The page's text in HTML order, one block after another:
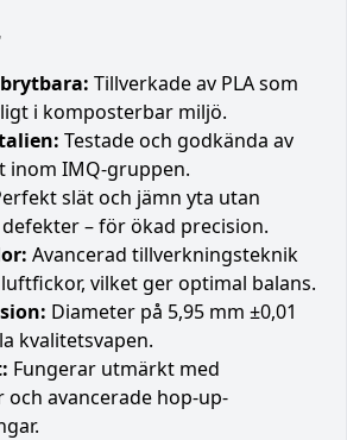
Tillverkade av PLA som
i komposterbar miljö.
Testade och godkända av
inom IMQ-gruppen.
slät och jämn yta utan
– för ökad precision.
Avancerad tillverkningsteknik
vilket ger optimal balans.
Diameter på 5,95 mm ±0,01
kvalitetsvapen.
Fungerar utmärkt med
avancerade hop-up-